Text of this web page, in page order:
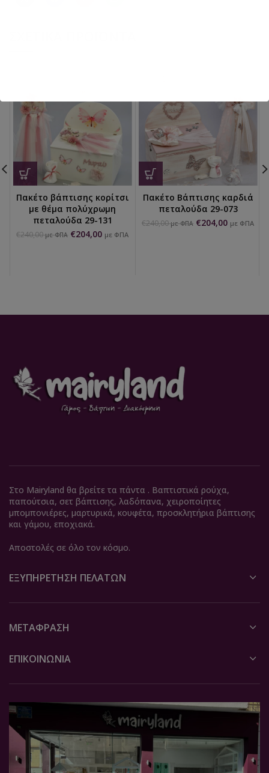
Πακέτο βάπτισης κορίτσι
με θέμα πολύχρωμη
πεταλούδα 29-131
€240,00 με ΦΠΑ €204,00 με ΦΠΑ
Πακέτο Βάπτισης καρδιά
πεταλούδα 29-073
€240,00 με ΦΠΑ €204,00 με ΦΠΑ
Στο Mairyland θα βρείτε τα πάντα . Βαπτιστικά ρούχα,
παπούτσια, σετ βάπτισης, λαδόπανα, χειροποίητες
μπομπονιέρες, μαρτυρικά, κουφέτα, προσκλητήρια βάπτισης
και γάμου, εποχιακά.
Αποστολές σε όλο τον κόσμο.
ΕΞΥΠΗΡΈΤΗΣΗ ΠΕΛΑΤΏΝ
ΜΕΤΆΦΡΑΣΗ
ΕΠΙΚΟΙΝΩΝΙΑ